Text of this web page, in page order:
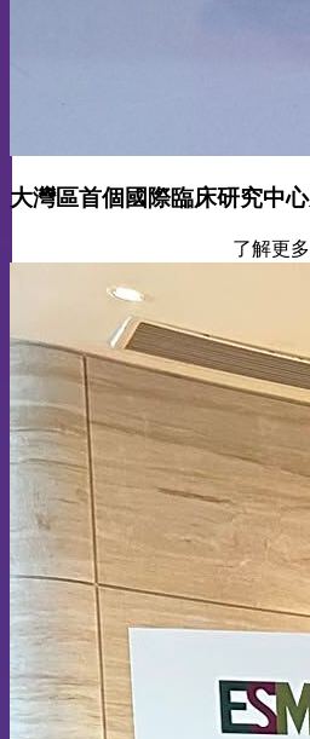
大灣區首個國際臨床研究中
了解更多